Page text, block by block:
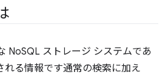
NoSQL ストレージ システムであ
れる情報です通常の検索に加え